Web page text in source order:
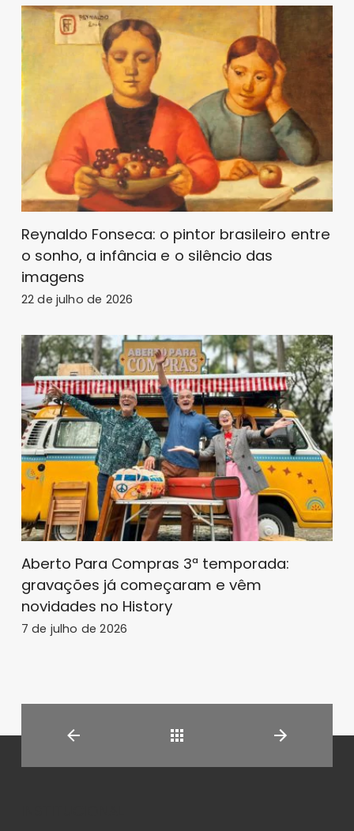
Reynaldo Fonseca: o pintor brasileiro entre
o sonho, a infância e o silêncio das
imagens
22 de julho de 2026
Aberto Para Compras 3ª temporada:
gravações já começaram e vêm
novidades no History
7 de julho de 2026